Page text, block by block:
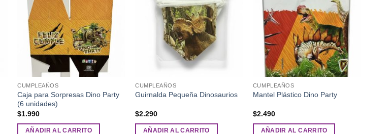
CUMPLEAÑOS
Caja para Sorpresas Dino Party
(6 unidades)
$1.990
AÑADIR AL CARRITO
CUMPLEAÑOS
Guirnalda Pequeña Dinosaurios
$2.290
AÑADIR AL CARRITO
CUMPLEAÑOS
Mantel Plástico Dino Party
$2.490
AÑADIR AL CARRITO